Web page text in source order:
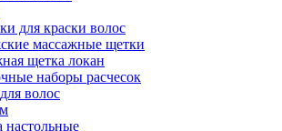
для краски волос
массажные щетки
щетка локан
наборы расчесок
волос
настольные